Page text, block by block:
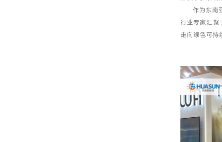
作为东南
行业专家汇聚
走向绿色可持